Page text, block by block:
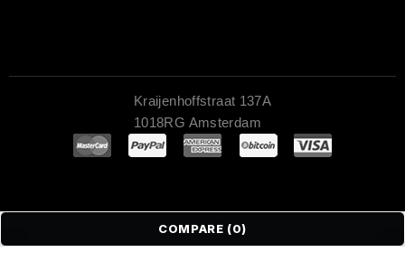
Kraijenhoffstraat 137A
1018RG Amsterdam
COMPARE (0)